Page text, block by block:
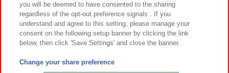
©Bandai Namco Amusement Inc.
©Bandai Namco Amusement Lab Inc.
you will be deemed to have consented to the sharing
regardless of the opt-out preference signals . If you
understand and agree to this setting, please manage your
consent on the following setup banner by clicking the link
below, then click 'Save Settings' and close the banner.
Change your share preference